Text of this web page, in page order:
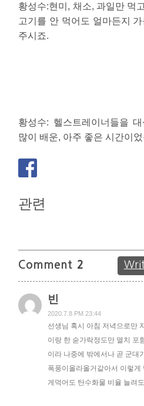
황성수:현미, 채소, 과일만 먹
고기를 안 먹어도 얼마든지
주시죠.
황성수: 헬스트레이너들을
많이 배운, 아주 좋은 시간이
관련
Comment 2
빈
2020.7.8 PM 23:44
선생님 혹시 아침 저녁으로만
이랑 한 숟가락정도만 멸치 포
이라 나중에 밖에서나 곧 군대
폭풍이올라올거같아서 이렇
게먹어도 탄수화물 비율 늘려